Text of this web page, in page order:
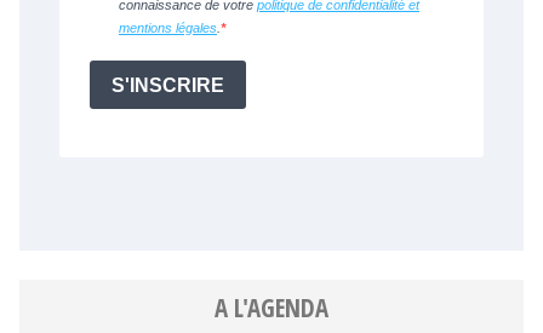
A L'AGENDA